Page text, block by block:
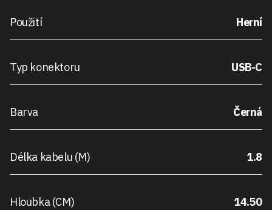
Použití Herní
Typ konektoru USB-C
Barva Černá
Délka kabelu (M) 1.8
Hloubka (CM) 14.50